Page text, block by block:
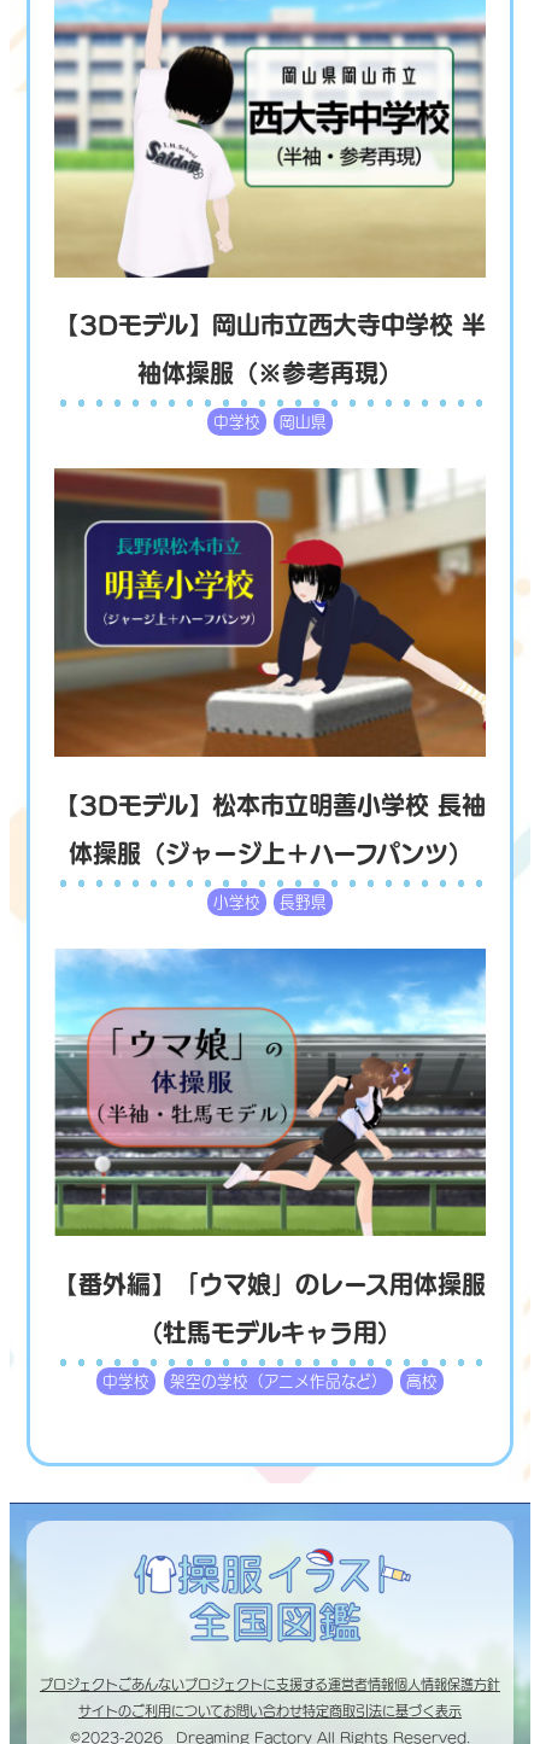
【3Dモデル】岡山市立西大寺中学校 半
袖体操服（※参考再現）
中学校 岡山県
【3Dモデル】松本市立明善小学校 長袖
体操服（ジャージ上＋ハーフパンツ）
小学校 長野県
【番外編】「ウマ娘」のレース用体操服
（牡馬モデルキャラ用）
中学校 架空の学校（アニメ作品など） 高校
プロジェクトごあんないプロジェクトに支援する運営者情報個人情報保護方針
サイトのご利用についてお問い合わせ特定商取引法に基づく表示
©2023-2026 Dreaming Factory All Rights Reserved.